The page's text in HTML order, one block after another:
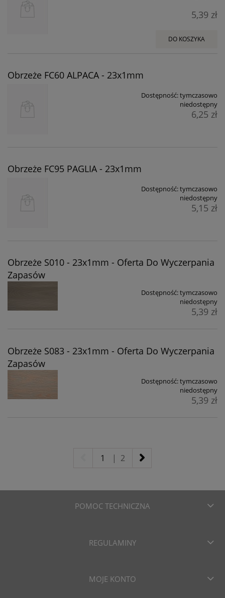
5,39 zł
DO KOSZYKA
Obrzeże FC60 ALPACA - 23x1mm
Dostępność:tymczasowo
niedostępny
6,25 zł
Obrzeże FC95 PAGLIA - 23x1mm
Dostępność:tymczasowo
niedostępny
5,15 zł
Obrzeże S010 - 23x1mm - Oferta Do Wyczerpania
Zapasów
Dostępność:tymczasowo
niedostępny
5,39 zł
Obrzeże S083 - 23x1mm - Oferta Do Wyczerpania
Zapasów
Dostępność:tymczasowo
niedostępny
5,39 zł
1 | 2
POMOC TECHNICZNA
REGULAMINY
MOJE KONTO